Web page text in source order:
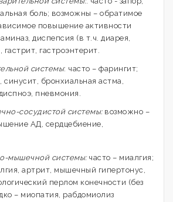
боль; возможны – обратимое
повышение активности
диспепсия (в т.ч. диарея,
гастрит, гастроэнтерит.
системы: часто – фарингит;
бронхиальная астма,
пневмония.
сосудистой системы:возможно –
АД, сердцебиение,
мышечной системы:часто – миалгия;
артрит, мышечный гипертонус,
перлом конечности (без
– миопатия, рабдомиолиз